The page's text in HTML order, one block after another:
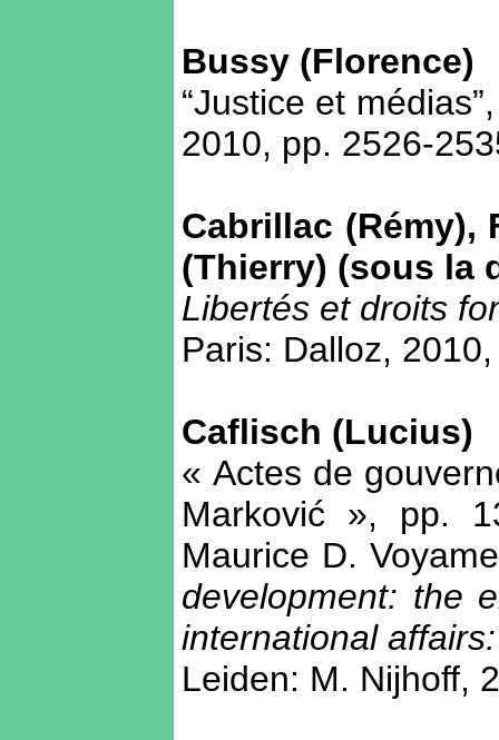
Bussy (Florence)
“Justice et
2010, pp. 2526-
Cabrillac (Rémy),
(Thierry) (sous la
Libertés et droits
Paris: Dalloz,
Caflisch (Lucius)
« Actes de
Marković », pp.
Maurice D.
development: the
international
Leiden: M. Nijhoff,